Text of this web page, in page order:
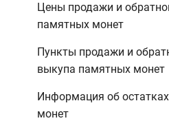
Цены продажи и
памятных монет
Пункты продажи и
выкупа памятных монет
Информация об
монет